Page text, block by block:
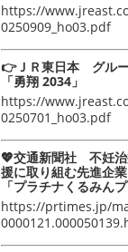
https://
0250909_ho03.pdf
👉ＪＲ東日本 グル
「勇翔 2034」
https://
0250701_ho03.pdf
💖交通新聞社 不妊
援に取り組む先進企業
「プラチナくるみん
https://prtimes.jp/